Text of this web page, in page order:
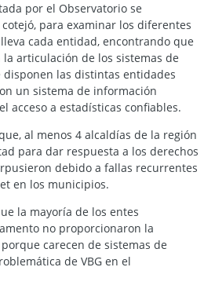
por el Observatorio se
para examinar los diferentes
cada entidad, encontrando que
articulación de los sistemas de
las distintas entidades
un sistema de información
acceso a estadísticas confiables.
al menos 4 alcaldías de la región
para dar respuesta a los derechos
debido a fallas recurrentes
en los municipios.
la mayoría de los entes
no proporcionaron la
carecen de sistemas de
de VBG en el